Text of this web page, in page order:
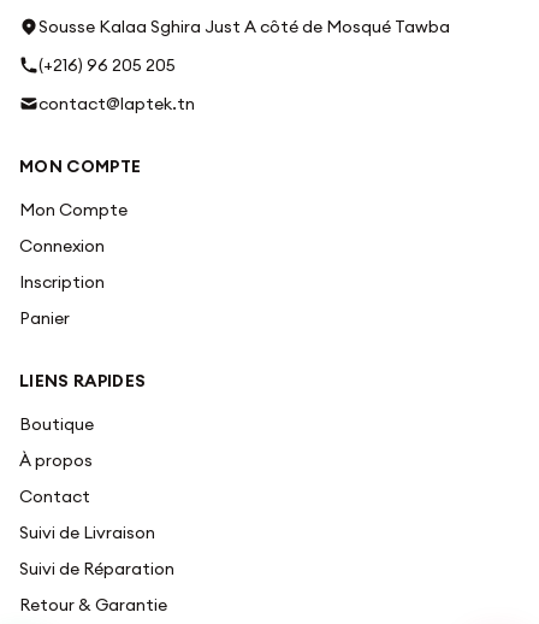
Sousse Kalaa Sghira Just A côté de Mosqué Tawba
(+216) 96 205 205
contact@laptek.tn
MON COMPTE
Mon Compte
Connexion
Inscription
Panier
LIENS RAPIDES
Boutique
À propos
Contact
Suivi de Livraison
Suivi de Réparation
Retour & Garantie